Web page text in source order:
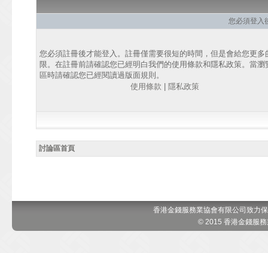
您必須登入
您必須註冊後才能登入。註冊僅需要很短的時間，但是會給您更多
限。在註冊前請確認您已經明白我們的使用條款和隱私政策。當瀏
區時請確認您已經閱讀過版面規則。
使用條款
隱私政策
討論區首頁
香港金錢服務業協會有限公司致力
© 2015 香港金錢服